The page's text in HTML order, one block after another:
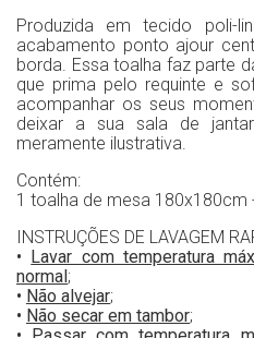
Produzida em tecido poli-
acabamento ponto ajour
borda. Essa toalha faz parte
que prima pelo requinte e
acompanhar os seus
deixar a sua sala de
meramente ilustrativa.
Contém:
1 toalha de mesa 180x180cm
INSTRUÇÕES DE LAVAGEM
• Lavar com temperatura
normal;
• Não alvejar;
• Não secar em tambor;